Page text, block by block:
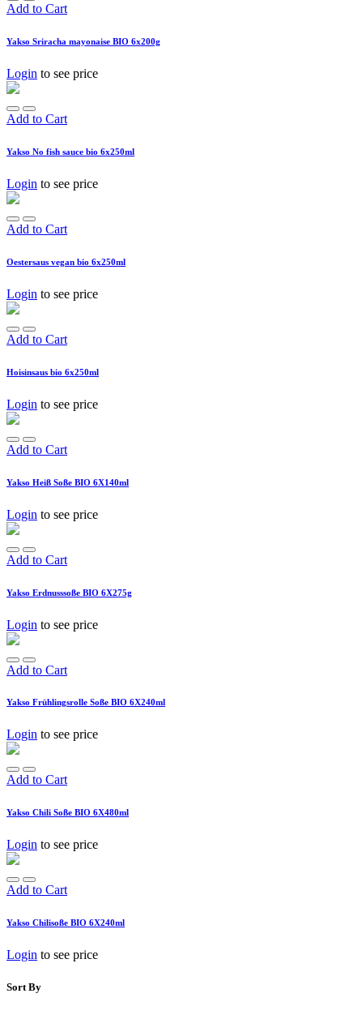
Add to Cart
Yakso Sriracha mayonaise BIO 6x200g
Login to see price
Add to Cart
Yakso No fish sauce bio 6x250ml
Login to see price
Add to Cart
Oestersaus vegan bio 6x250ml
Login to see price
Add to Cart
Hoisinsaus bio 6x250ml
Login to see price
Add to Cart
Yakso Heiß Soße BIO 6X140ml
Login to see price
Add to Cart
Yakso Erdnusssoße BIO 6X275g
Login to see price
Add to Cart
Yakso Frühlingsrolle Soße BIO 6X240ml
Login to see price
Add to Cart
Yakso Chili Soße BIO 6X480ml
Login to see price
Add to Cart
Yakso Chilisoße BIO 6X240ml
Login to see price
Sort By